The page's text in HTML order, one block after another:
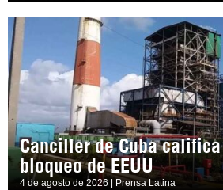
Canciller de Cuba
bloqueo de EEUU
4 de agosto de 2026 | Prensa Latina